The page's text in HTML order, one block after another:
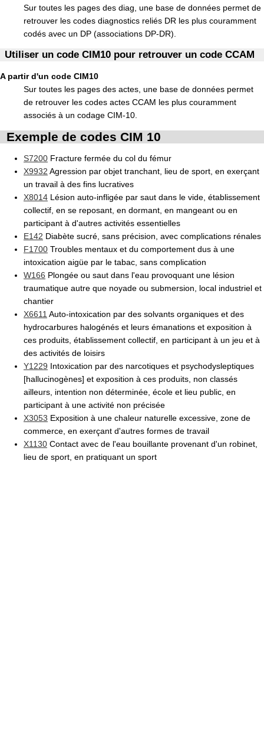
Sur toutes les pages des diag, une base de données permet de
retrouver les codes diagnostics reliés DR les plus couramment
codés avec un DP (associations DP-DR).
Utiliser un code CIM10 pour retrouver un code CCAM
A partir d'un code CIM10
Sur toutes les pages des actes, une base de données permet
de retrouver les codes actes CCAM les plus couramment
associés à un codage CIM-10.
Exemple de codes CIM 10
S7200 Fracture fermée du col du fémur
X9932 Agression par objet tranchant, lieu de sport, en exerçant
un travail à des fins lucratives
X8014 Lésion auto-infligée par saut dans le vide, établissement
collectif, en se reposant, en dormant, en mangeant ou en
participant à d'autres activités essentielles
E142 Diabète sucré, sans précision, avec complications rénales
F1700 Troubles mentaux et du comportement dus à une
intoxication aigüe par le tabac, sans complication
W166 Plongée ou saut dans l'eau provoquant une lésion
traumatique autre que noyade ou submersion, local industriel et
chantier
X6611 Auto-intoxication par des solvants organiques et des
hydrocarbures halogénés et leurs émanations et exposition à
ces produits, établissement collectif, en participant à un jeu et à
des activités de loisirs
Y1229 Intoxication par des narcotiques et psychodysleptiques
[hallucinogènes] et exposition à ces produits, non classés
ailleurs, intention non déterminée, école et lieu public, en
participant à une activité non précisée
X3053 Exposition à une chaleur naturelle excessive, zone de
commerce, en exerçant d'autres formes de travail
X1130 Contact avec de l'eau bouillante provenant d'un robinet,
lieu de sport, en pratiquant un sport